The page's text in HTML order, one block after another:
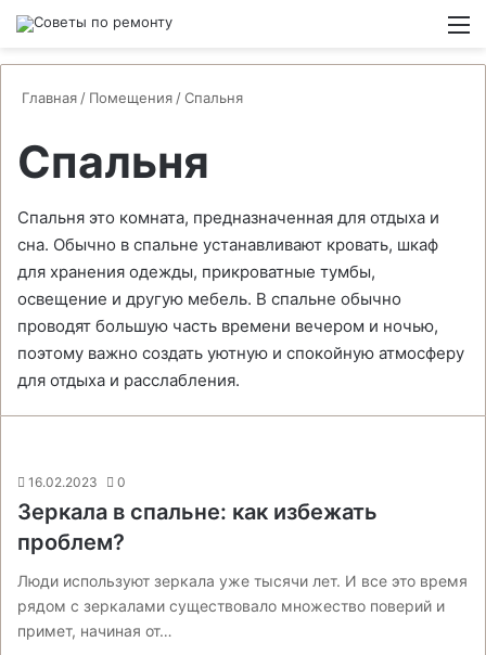
Главная / Помещения /Спальня
Спальня
Спальня это комната, предназначенная для отдыха и
сна. Обычно в спальне устанавливают кровать, шкаф
для хранения одежды, прикроватные тумбы,
освещение и другую мебель. В спальне обычно
проводят большую часть времени вечером и ночью,
поэтому важно создать уютную и спокойную атмосферу
для отдыха и расслабления.
16.02.2023 0
Зеркала в спальне: как избежать
проблем?
Люди используют зеркала уже тысячи лет. И все это время
рядом с зеркалами существовало множество поверий и
примет, начиная от…